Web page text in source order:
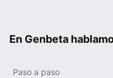
En Genbeta
Paso a paso